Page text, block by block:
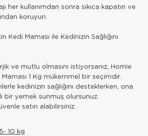
her kullanımdan sonra sıkıca kapatın ve
koruyun.
Kedi Maması ile Kedinizin Sağlığını
ve mutlu olmasını istiyorsanız, Homie
1 Kg mükemmel bir seçimdir.
kedinizin sağlığını desteklerken, ona
bir yemek sunmuş olursunuz.
satın alabilirsiniz.
5- 10 kg